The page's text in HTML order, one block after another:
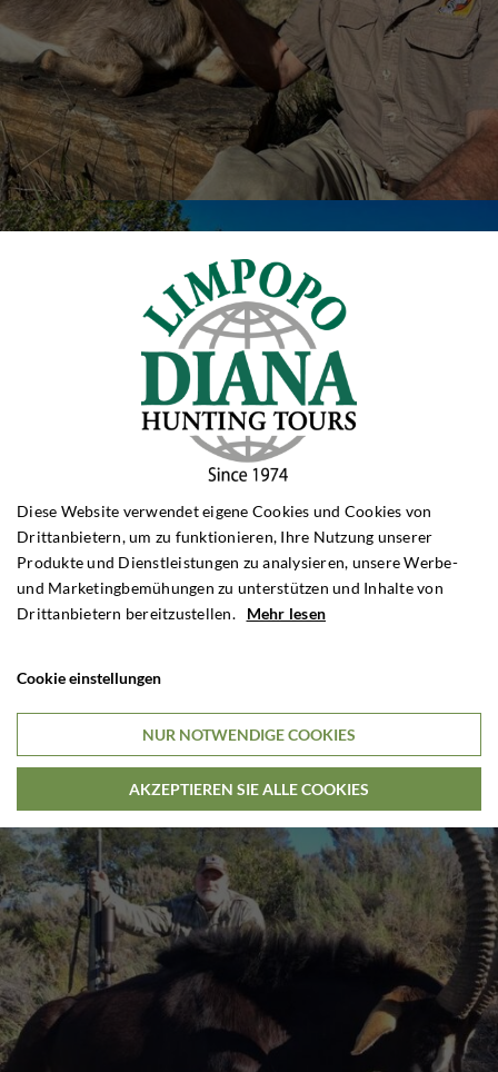
Diese Website verwendet eigene Cookies und Cookies von
Drittanbietern, um zu funktionieren, Ihre Nutzung unserer
Produkte und Dienstleistungen zu analysieren, unsere Werbe-
und Marketingbemühungen zu unterstützen und Inhalte von
Drittanbietern bereitzustellen. Mehr lesen
Cookie einstellungen
NUR NOTWENDIGE COOKIES
AKZEPTIEREN SIE ALLE COOKIES